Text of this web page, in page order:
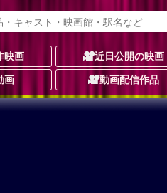
映画 近日公開の映画
画 動画配信作品